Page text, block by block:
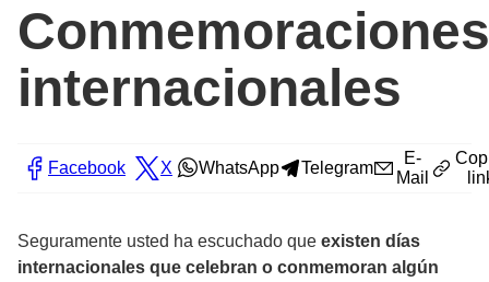
Conmemoraciones
internacionales
Facebook X WhatsApp Telegram
E-
Mail
Seguramente usted ha escuchado que existen días
internacionales que celebran o conmemoran algún